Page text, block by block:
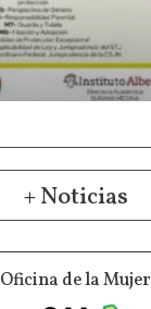
+ Noticias
Oficina de la Mujer